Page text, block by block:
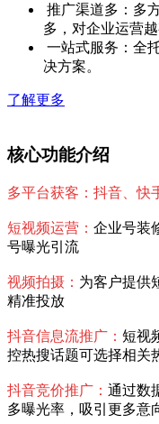
推广渠道多：多
多，对企业运营越
一站式服务：全
决方案。
了解更多
核心功能介绍
多平台获客：抖音、快
短视频运营： 企业号装
号曝光引流
视频拍摄： 为客户提供
精准投放
抖音信息流推广： 短视
控热搜话题可选择相关
抖音竞价推广： 通过数
多曝光率，吸引更多意